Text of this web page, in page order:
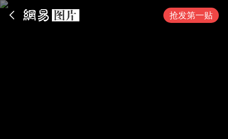
抢发第一贴
App内打开